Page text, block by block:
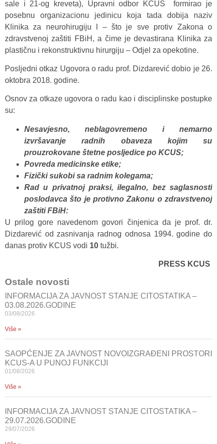
sale i 21-og kreveta), Upravni odbor KCUS formirao je
posebnu organizacionu jedinicu koja tada dobija naziv
Klinika za neurohirugiju I – što je sve protiv Zakona o
zdravstvenoj zaštiti FBiH, a čime je devastirana Klinika za
plastičnu i rekonstruktivnu hirurgiju – Odjel za opekotine.
Posljedni otkaz Ugovora o radu prof. Dizdarević dobio je 26.
oktobra 2018. godine.
Osnov za otkaze ugovora o radu kao i disciplinske postupke
su:
Nesavjesno, neblagovremeno i nemarno
izvršavanje radnih obaveza kojim su
prouzrokovane štetne posljedice po KCUS;
Povreda medicinske etike;
Fizički sukobi sa radnim kolegama;
Rad u privatnoj praksi, ilegalno, bez saglasnosti
poslodavca što je protivno Zakonu o zdravstvenoj
zaštiti FBiH:
U prilog gore navedenom govori činjenica da je prof. dr.
Dizdarević od zasnivanja radnog odnosa 1994. godine do
danas protiv KCUS vodi 10 tužbi.
PRESS KCUS
Ostale novosti
INFORMACIJA ZA JAVNOST STANJE CITOSTATIKA –
03.08.2026.GODINE
03/08/2026
Više »
SAOPĆENJE ZA JAVNOST NOVOIZGRAĐENI PROSTORI
KCUS-A U PUNOJ FUNKCIJI
01/08/2026
Više »
INFORMACIJA ZA JAVNOST STANJE CITOSTATIKA –
29.07.2026.GODINE
29/07/2026